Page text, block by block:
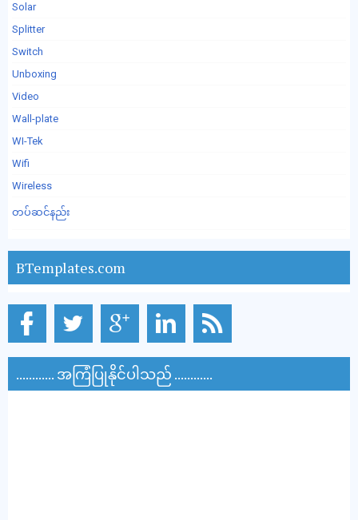
Solar
Splitter
Switch
Unboxing
Video
Wall-plate
WI-Tek
Wifi
Wireless
တပ်ဆင်နည်း
BTemplates.com
............ အကြံပြုနိုင်ပါသည် ............